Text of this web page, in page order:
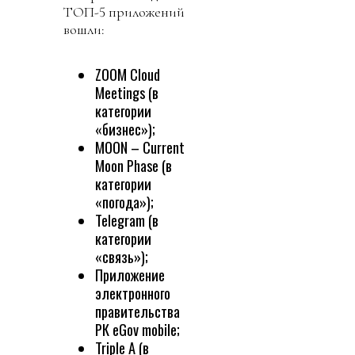
ТОП-5 приложений
вошли:
ZOOM Cloud
Meetings (в
категории
«бизнес»);
MOON – Current
Moon Phase (в
категории
«погода»);
Telegram (в
категории
«связь»);
Приложение
электронного
правительства
РК eGov mobile;
Triple A (в